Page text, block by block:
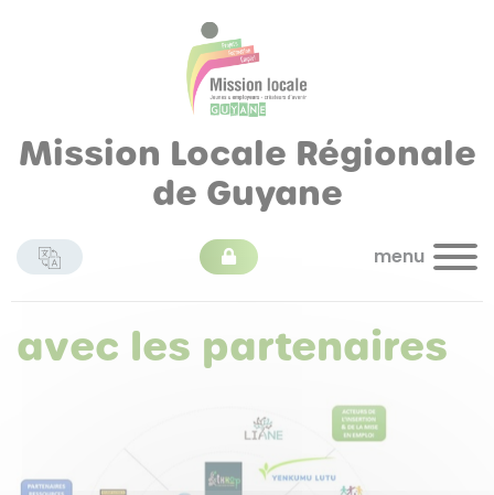
Mission Locale Régionale
de Guyane
menu
avec les partenaires